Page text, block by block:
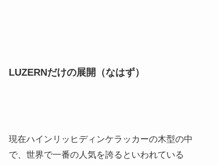
LUZERNだけの展開（なはず）
現在ハインリッヒディンケラッカーの木型の中
で、世界で一番の人気を誇るといわれている